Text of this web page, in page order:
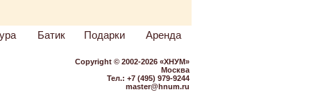
Батик Подарки Аренда
Copyright © 2002-2026 «ХНУМ»
Москва
Тел.: +7 (495) 979-9244
master@hnum.ru